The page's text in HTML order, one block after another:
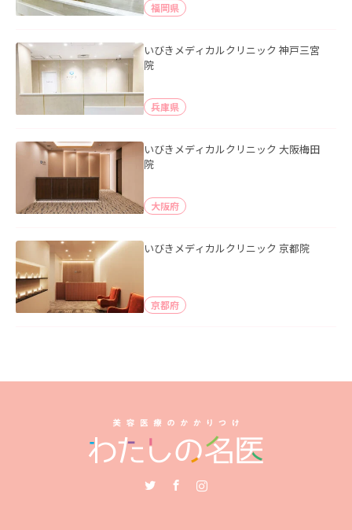
福岡県
いびきメディカルクリニック 神戸三宮
院
兵庫県
いびきメディカルクリニック 大阪梅田
院
大阪府
いびきメディカルクリニック 京都院
京都府